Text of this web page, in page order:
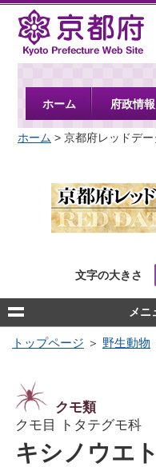
京都府
ホーム 府政情報
ホーム > 京都府レッドデ
文字の大きさ
メニ
トップページ ＞ 野生動物
クモ類
クモ目 トタテグモ科
キシノウエ